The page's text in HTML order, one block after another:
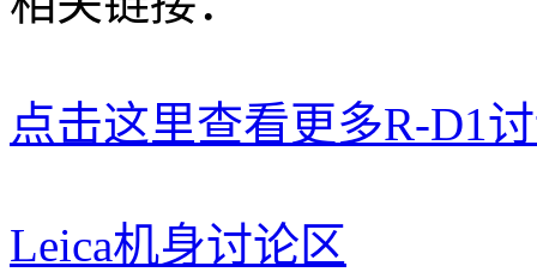
点击这里查看更多R-D1
Leica机身讨论区